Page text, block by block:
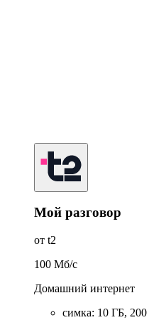
Мой разговор
от t2
100 Мб/c
Домашний интернет
симка: 10 ГБ, 200